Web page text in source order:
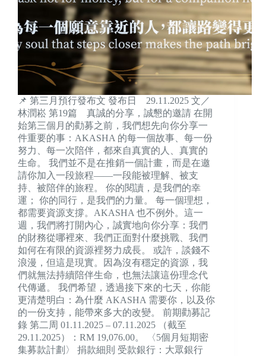
📌 第三月預行發布文 發布日 29.11.2025 文／
林潤崧 第19篇 真誠的分享，誠懇的邀請 在開
始第三個月的勸募之前，我們想先向你分享一
件重要的事：AKASHA 的每一個故事、每一份
努力、每一次陪伴，都來自真實的人、真實的
生命。 我們並不是在推銷一個計畫，而是在邀
請你加入一段旅程——一段能被理解、被支
持、被陪伴的旅程。 你的閱讀，是我們的幸
運； 你的同行，是我們的力量。 每一個理想，
都需要資源支撐。AKASHA 也不例外。這一
週，我們將打開內心，誠實地向你分享：我們
的財務從哪裡來、我們正面對什麼挑戰、我們
如何在有限的資源裡努力成長。 或許，談錢不
浪漫，但這是現實。因為沒有穩定的資源，我
們就無法持續陪伴生命，也無法讓這份理念代
代傳遞。 我們希望，透過接下來的七天，你能
更清楚明白：為什麼 AKASHA 需要你，以及你
的一份支持，能帶來多大的改變。 前期勸募記
錄 第二周 01.11.2025 – 07.11.2025 （截至
29.11.2025）：RM 19,076.00。 〈5個月短期密
集募款計劃〉 捐款細則 受款銀行：大眾銀行